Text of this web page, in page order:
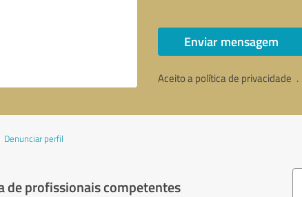
Enviar mensagem
Aceito a política de privacidade .
Denunciar perfil
de profissionais competentes